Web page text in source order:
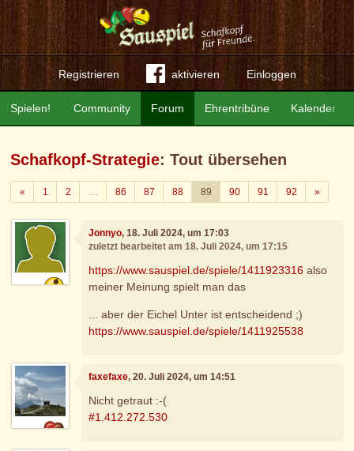
Registrieren aktivieren Einloggen
Community Forum Ehrentribüne Kalender
Spielen!
Schafkopf-Strategie: Tout übersehen
«Zurück
1 2 … 86 87 88 89 90 91 92 »Weiter
Jonnyo, 18. Juli 2024, um 17:03
zuletzt bearbeitet am 18. Juli 2024, um 17:15
https://www.sauspiel.de/spiele/1411923316 also
meiner Meinung spielt man das
... aber der Eichel Unter ist entscheidend ;)
https://www.sauspiel.de/spiele/1411925538
faxefaxe, 20. Juli 2024, um 14:51
Nicht getraut :-(
#1.412.272.530